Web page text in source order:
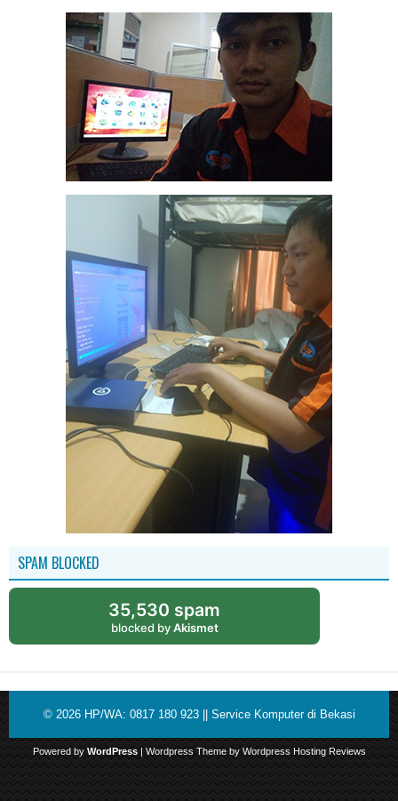
SPAM BLOCKED
35,530 spam
blocked byAkismet
© 2026 HP/WA: 0817 180 923 || Service Komputer di Bekasi
Powered by WordPress| Wordpress Theme by Wordpress Hosting Reviews